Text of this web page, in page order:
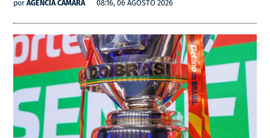
por AGÊNCIA CÂMARA 08:16, 06 AGOSTO 2026